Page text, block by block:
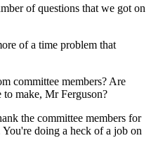
of questions that we got on
of a time problem that
committee members? Are
make, Mr Ferguson?
the committee members for
doing a heck of a job on